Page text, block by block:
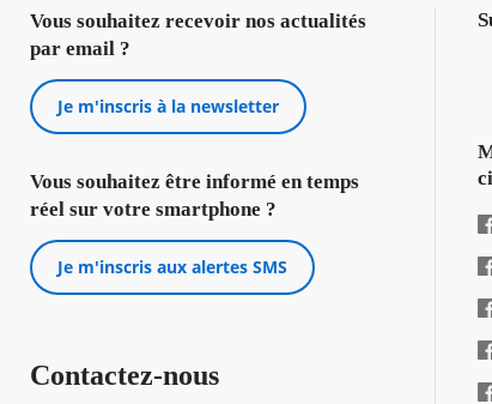
Vous souhaitez recevoir nos actualités
par email ?
Je m'inscris à la newsletter
Vous souhaitez être informé en temps
réel sur votre smartphone ?
Je m'inscris aux alertes SMS
Contactez-nous